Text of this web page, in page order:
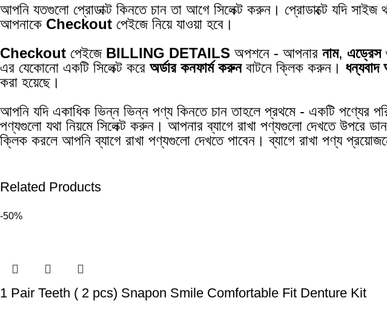
আপনি যতগুলো প্রোডাক্ট কিনতে চান তা আগে সিলেক্ট করুন। প্রোডাক্টে যদি
আপনাকে Checkout পেইজে নিয়ে যাওয়া হবে।
Checkout পেইজে BILLING DETAILS অপশনে - আপনারনাম,এড্রেস
এর যেকোনো একটি সিলেক্ট করেঅর্ডার কনফার্ম করুনবাটনে ক্লিক করুন।
করা হয়েছে।
আপনি যদি একাধিক ভিন্ন ভিন্ন পণ্য কিনতে চান তাহলে প্রথমে - একটি পণ্যের
পণ্যগুলো যথা নিয়মে সিলেক্ট করুন। আপনার ব্যাগে রাখা পণ্যগুলো দেখতে উপরে
ক্লিক করলে আপনি ব্যাগে রাখা পণ্যগুলো দেখতে পাবেন। ব্যাগে রাখা পণ্য
Related Products
-50%
1 Pair Teeth ( 2 pcs) Snapon Smile Comfortable Fit Denture Kit